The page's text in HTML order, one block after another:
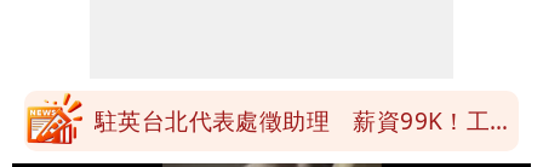
超Man
駐英台北代表處徵助理 薪資99K！工作